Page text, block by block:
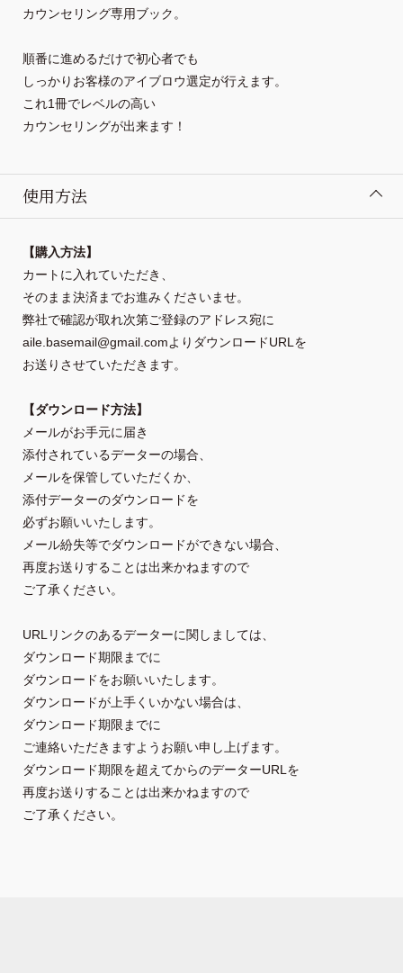
カウンセリング専用ブック。
順番に進めるだけで初心者でも
しっかりお客様のアイブロウ選定が行えます。
これ1冊でレベルの高い
カウンセリングが出来ます！
使用方法
【購入方法】
カートに入れていただき、
そのまま決済までお進みくださいませ。
弊社で確認が取れ次第ご登録のアドレス宛に
aile.basemail@gmail.comよりダウンロードURLを
お送りさせていただきます。
【ダウンロード方法】
メールがお手元に届き
添付されているデーターの場合、
メールを保管していただくか、
添付データーのダウンロードを
必ずお願いいたします。
メール紛失等でダウンロードができない場合、
再度お送りすることは出来かねますので
ご了承ください。
URLリンクのあるデーターに関しましては、
ダウンロード期限までに
ダウンロードをお願いいたします。
ダウンロードが上手くいかない場合は、
ダウンロード期限までに
ご連絡いただきますようお願い申し上げます。
ダウンロード期限を超えてからのデーターURLを
再度お送りすることは出来かねますので
ご了承ください。